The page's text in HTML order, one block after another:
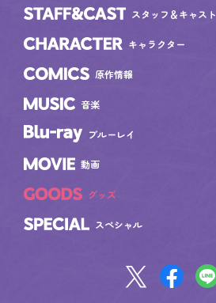
STAFF&CAST
スタッフ＆キャスト
CHARACTER
キャラクター
COMICS
原作情報
MUSIC
音楽
Blu-ray
ブルーレイ
MOVIE
動画
GOODS
グッズ
SPECIAL
スペシャル